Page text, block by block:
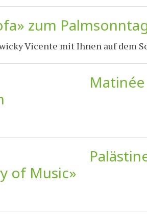
zum
Vicente mit Ihnen auf dem
of Music»